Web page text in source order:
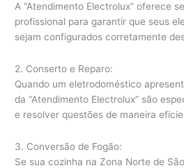
A “Atendimento Electrolux” oferece
profissional para garantir que seus
sejam configurados corretamente
2. Conserto e Reparo:
Quando um eletrodoméstico
da “Atendimento Electrolux” são
e resolver questões de maneira
3. Conversão de Fogão:
Se sua cozinha na Zona Norte de